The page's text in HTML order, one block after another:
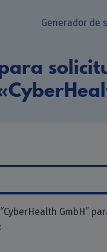
Generador de
GmbH”